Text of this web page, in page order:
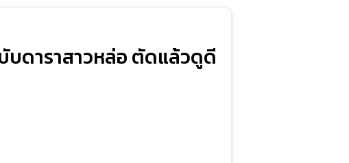
บดาราสาวหล่อ ตัดแล้วดูดี